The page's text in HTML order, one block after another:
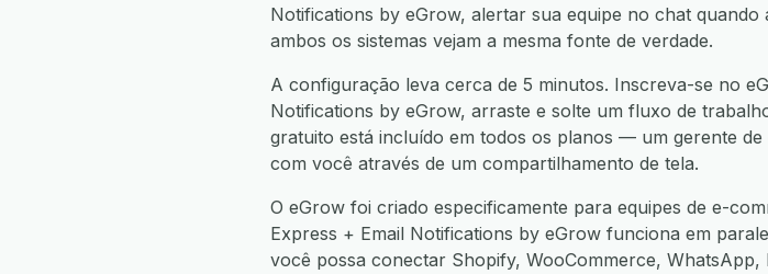
Notifications by eGrow, alertar sua equipe no chat
ambos os sistemas vejam a mesma fonte de verdade.
A configuração leva cerca de 5 minutos. Inscreva-se no
Notifications by eGrow, arraste e solte um fluxo de
gratuito está incluído em todos os planos — um gerente
com você através de um compartilhamento de tela.
O eGrow foi criado especificamente para equipes de e-
Express + Email Notifications by eGrow funciona em
você possa conectar Shopify, WooCommerce,